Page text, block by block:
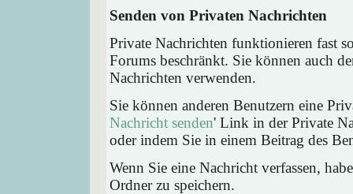
Senden von Privaten Nachrichten
Private Nachrichten funktionieren fast
Forums beschränkt. Sie können auch
Nachrichten verwenden.
Sie können anderen Benutzern eine
Nachricht senden' Link in der Private
oder indem Sie in einem Beitrag des
Wenn Sie eine Nachricht verfassen,
Ordner zu speichern.